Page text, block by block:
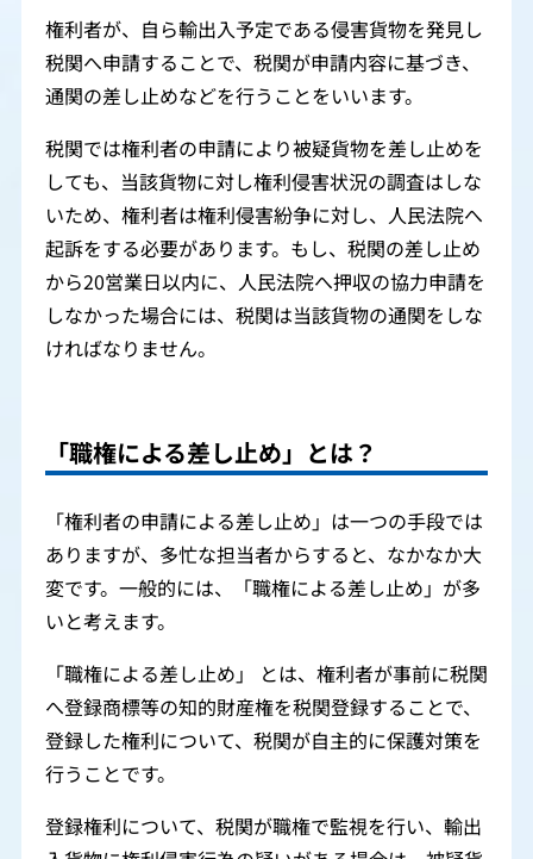
権利者が、自ら輸出入予定である侵害貨物を発見し
税関へ申請することで、税関が申請内容に基づき、
通関の差し止めなどを行うことをいいます。
税関では権利者の申請により被疑貨物を差し止めを
しても、当該貨物に対し権利侵害状況の調査はしな
いため、権利者は権利侵害紛争に対し、人民法院へ
起訴をする必要があります。もし、税関の差し止め
から20営業日以内に、人民法院へ押収の協力申請を
しなかった場合には、税関は当該貨物の通関をしな
ければなりません。
「職権による差し止め」とは？
「権利者の申請による差し止め」は一つの手段では
ありますが、多忙な担当者からすると、なかなか大
変です。一般的には、「職権による差し止め」が多
いと考えます。
「職権による差し止め」 とは、権利者が事前に税関
へ登録商標等の知的財産権を税関登録することで、
登録した権利について、税関が自主的に保護対策を
行うことです。
登録権利について、税関が職権で監視を行い、輸出